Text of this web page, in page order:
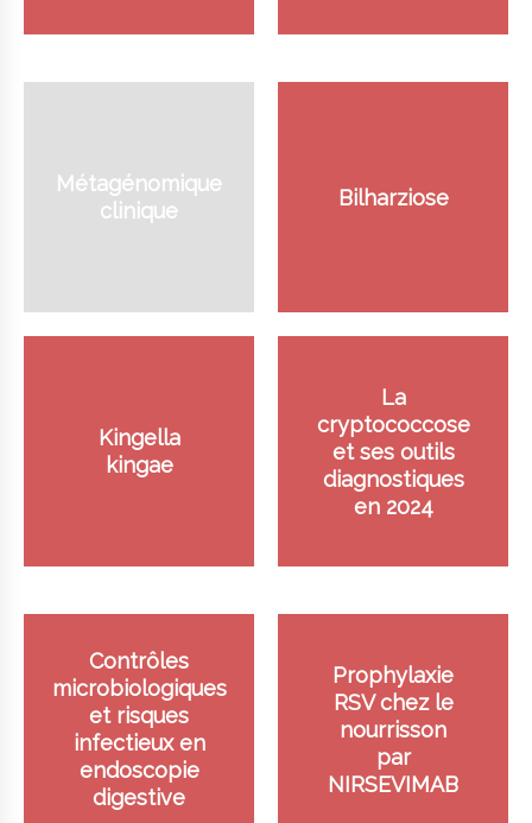
Métagénomique
clinique
Bilharziose
Kingella
kingae
La
cryptococcose
et ses outils
diagnostiques
en 2024
Contrôles
microbiologiques
et risques
infectieux en
endoscopie
digestive
Prophylaxie
RSV chez le
nourrisson
par
NIRSEVIMAB